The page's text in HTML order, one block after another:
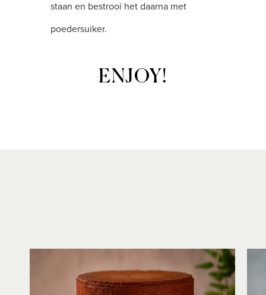
staan en bestrooi het daarna met
poedersuiker.
ENJOY!